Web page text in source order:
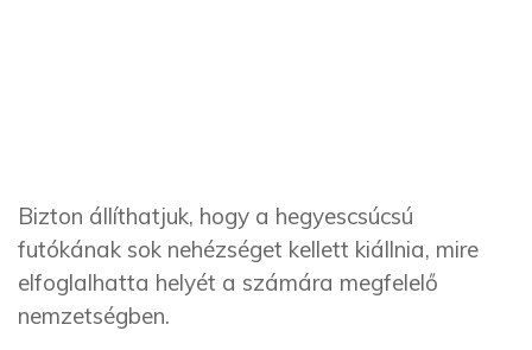
Bizton állíthatjuk, hogy a hegyescsúcsú
futókának sok nehézséget kellett kiállnia, mire
elfoglalhatta helyét a számára megfelelő
nemzetségben.